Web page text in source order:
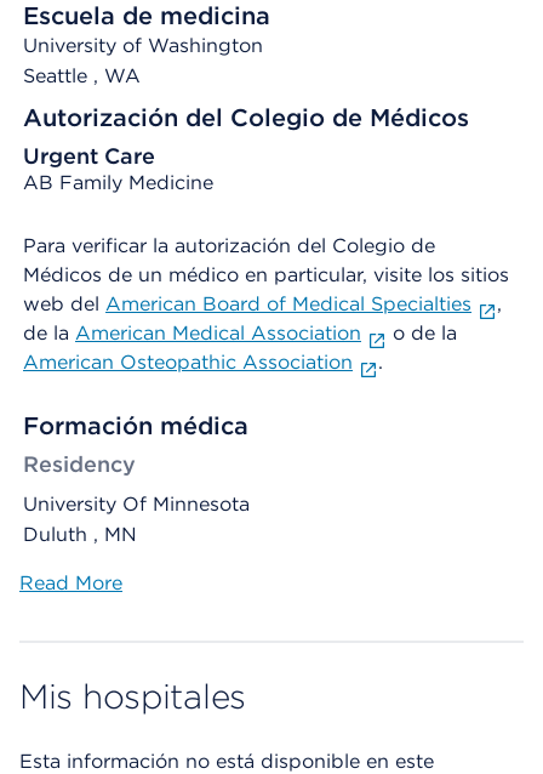
Escuela de medicina
University of Washington
Seattle , WA
Autorización del Colegio de Médicos
Urgent Care
AB Family Medicine
Para verificar la autorización del Colegio de
Médicos de un médico en particular, visite los sitios
web del American Board of Medical Specialties
,
de la American Medical Association
o de la
American Osteopathic Association
.
Formación médica
Residency
University Of Minnesota
Duluth , MN
Read More
Mis hospitales
Esta información no está disponible en este